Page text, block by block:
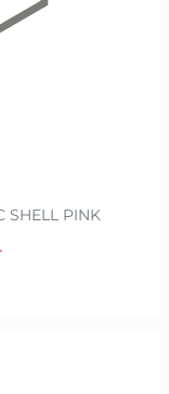
PINK